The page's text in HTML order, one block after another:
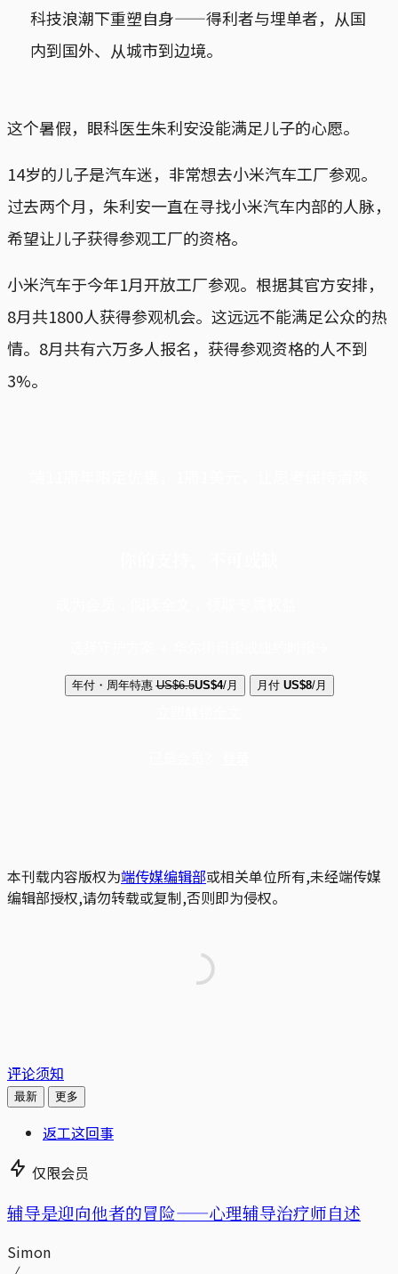
科技浪潮下重塑自身——得利者与埋单者，从国
内到国外、从城市到边境。
这个暑假，眼科医生朱利安没能满足儿子的心愿。
14岁的儿子是汽车迷，非常想去小米汽车工厂参观。
过去两个月，朱利安一直在寻找小米汽车内部的人脉，
希望让儿子获得参观工厂的资格。
小米汽车于今年1月开放工厂参观。根据其官方安排，
8月共1800人获得参观机会。这远远不能满足公众的热
情。8月共有六万多人报名，获得参观资格的人不到
3%。
年付・周年特惠 US$6.5US$4/月 月付 US$8/月
本刊载内容版权为端传媒编辑部或相关单位所有,未经端传媒
编辑部授权,请勿转载或复制,否则即为侵权。
评论须知
最新 更多
返工这回事
仅限会员
辅导是迎向他者的冒险——心理辅导治疗师自述
Simon